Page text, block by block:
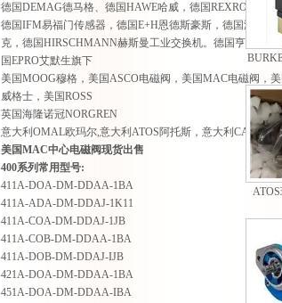
国宝
德国DEMAG德马格、德国HAWE哈威，德国REXROTH力
德国IFM易福门传感器，德国E+H恩德斯豪斯，德国海德
克，德国HIRSCHMANN赫斯曼工业交换机。德国亨士乐
国EPRO艾默生旗下
美国MOOG穆格，美国ASCO电磁阀，美国MAC电磁阀，
威格士，美国ROSS
英国海隆诺冠NORGREN
意大利OMAL欧玛尔,意大利ATOS阿托斯，意大利
美国MAC中心电磁阀现货出售
400系列常用型号:
411A-DOA-DM-DDAA-1BA
411A-ADA-DM-DDAJ-1K11
411A-COA-DM-DDAJ-1JB
411A-COB-DM-DDAA-1BA
411A-DOB-DM-DDAJ-IJB
421A-DOA-DM-DDAA-1BA
451A-DOA-DM-DDAA-IBA